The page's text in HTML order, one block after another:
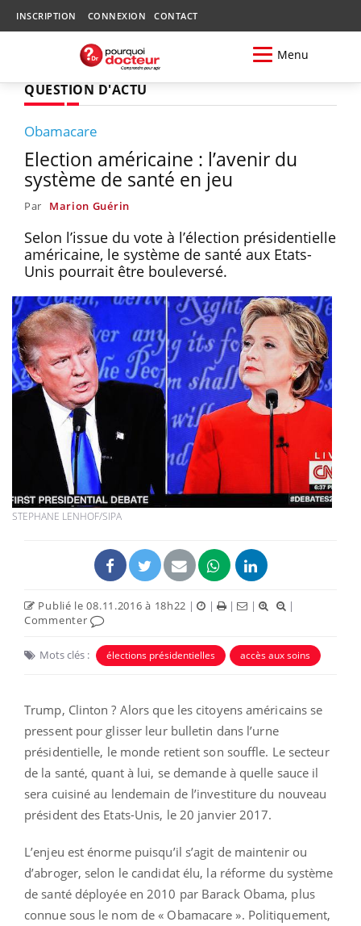
INSCRIPTION CONNEXION CONTACT
Menu
QUESTION D'ACTU
Obamacare
Election américaine : l’avenir du
système de santé en jeu
Par Marion Guérin
Selon l’issue du vote à l’élection présidentielle
américaine, le système de santé aux Etats-
Unis pourrait être bouleversé.
STEPHANE LENHOF/SIPA
Publié le 08.11.2016 à 18h22 | | | |
|
Commenter
Mots clés : élections présidentielles accès aux soins
Trump, Clinton ? Alors que les citoyens américains se
pressent pour glisser leur bulletin dans l’urne
présidentielle, le monde retient son souffle. Le secteur
de la santé, quant à lui, se demande à quelle sauce il
sera cuisiné au lendemain de l’investiture du nouveau
président des Etats-Unis, le 20 janvier 2017.
L’enjeu est énorme puisqu’il s’agit de maintenir ou
d’abroger, selon le candidat élu, la réforme du système
de santé déployée en 2010 par Barack Obama, plus
connue sous le nom de « Obamacare ». Politiquement,